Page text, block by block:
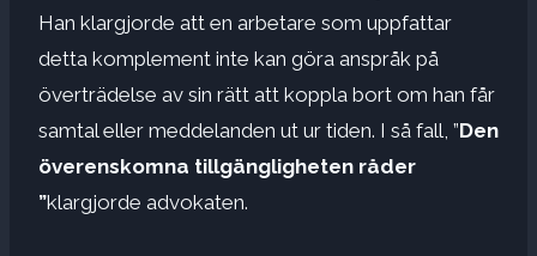
Han klargjorde att en arbetare som uppfattar
detta komplement inte kan göra anspråk på
överträdelse av sin rätt att koppla bort om han får
samtal eller meddelanden ut ur tiden. I så fall, ”Den
överenskomna tillgängligheten råder
”klargjorde advokaten.